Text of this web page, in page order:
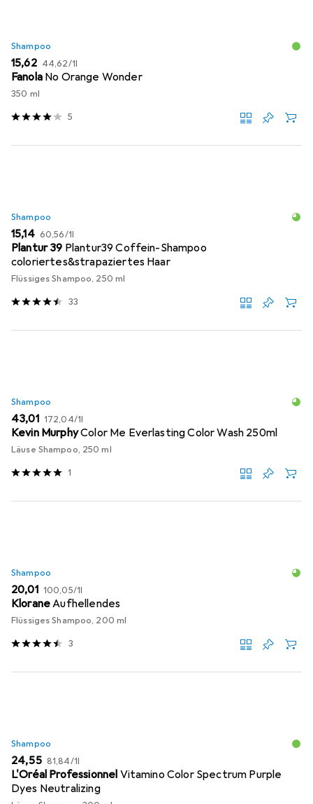
Shampoo
EUR
15,62 EUR
44,62/1l
Fanola No Orange Wonder
350 ml
5
Shampoo
EUR
15,14 EUR
60,56/1l
Plantur 39 Plantur39 Coffein-Shampoo
coloriertes&strapaziertes Haar
Flüssiges Shampoo, 250 ml
33
Shampoo
EUR
43,01 EUR
172,04/1l
Kevin MurphyColor Me Everlasting Color Wash 250ml
Läuse Shampoo, 250 ml
1
Shampoo
EUR
20,01 EUR
100,05/1l
KloraneAufhellendes
Flüssiges Shampoo, 200 ml
3
Shampoo
EUR
24,55 EUR
81,84/1l
L'Oréal Professionnel Vitamino Color Spectrum Purple
Dyes Neutralizing